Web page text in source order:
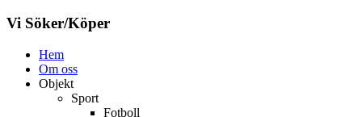
Vi Söker/Köper
Hem
Om oss
Objekt
Sport
Fotboll